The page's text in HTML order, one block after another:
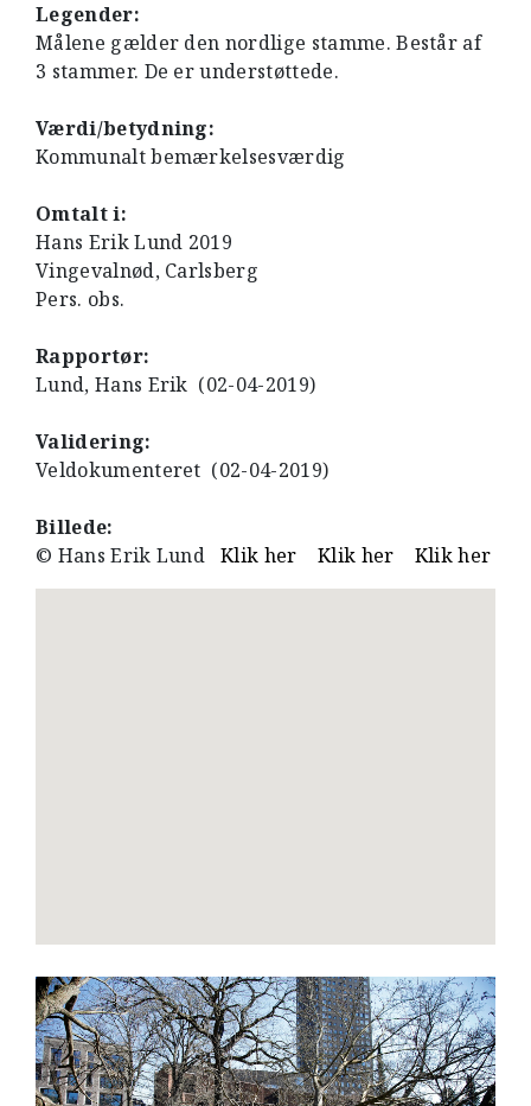
Legender:
Målene gælder den nordlige stamme. Består af
3 stammer. De er understøttede.
Værdi/betydning:
Kommunalt bemærkelsesværdig
Omtalt i:
Hans Erik Lund 2019
Vingevalnød, Carlsberg
Pers. obs.
Rapportør:
Lund, Hans Erik (02-04-2019)
Validering:
Veldokumenteret (02-04-2019)
Billede:
© Hans Erik LundKlik her Klik her Klik her